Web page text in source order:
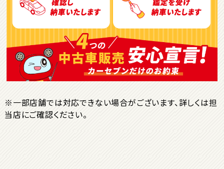
ＳＵＶ・クロカン
1 位
トヨタ
ヤリスクロス
※一部店舗では対応できない場合がございます、詳しくは担
当店にご確認ください。